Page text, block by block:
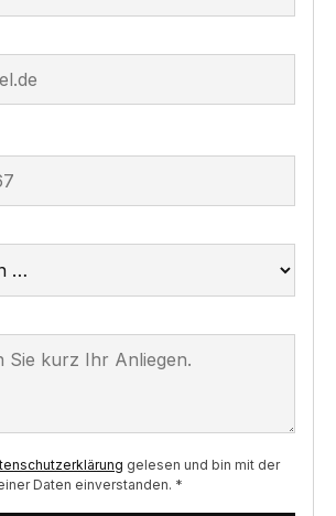
gelesen und bin mit der
Daten einverstanden. *